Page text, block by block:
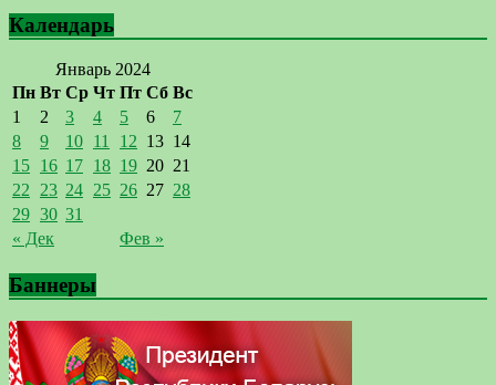
Календарь
Январь 2024
Пн Вт Ср Чт Пт Сб Вс
« Дек Фев »
1 2 3 4 5 6
7
8
9 10 11 12 13 14
15 16 17 18 19 20 21
22 23 24 25 26 27 28
29 30 31
Баннеры